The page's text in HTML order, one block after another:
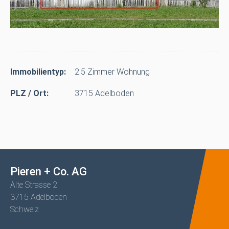
Immobilientyp: 2.5 Zimmer Wohnung
PLZ / Ort: 3715 Adelboden
Pieren + Co. AG
Alte Strasse 2
3715 Adelboden
Schweiz